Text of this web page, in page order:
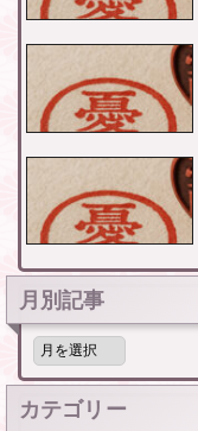
月別記事
月
記
事
カテゴリー